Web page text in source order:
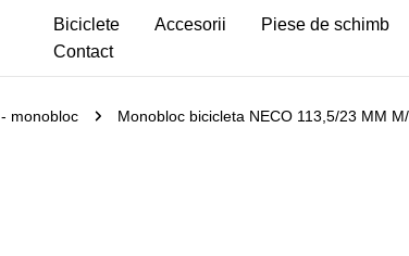
Biciclete Accesorii Piese de schimb
Contact
monobloc Monobloc bicicleta NECO 113,5/23 MM